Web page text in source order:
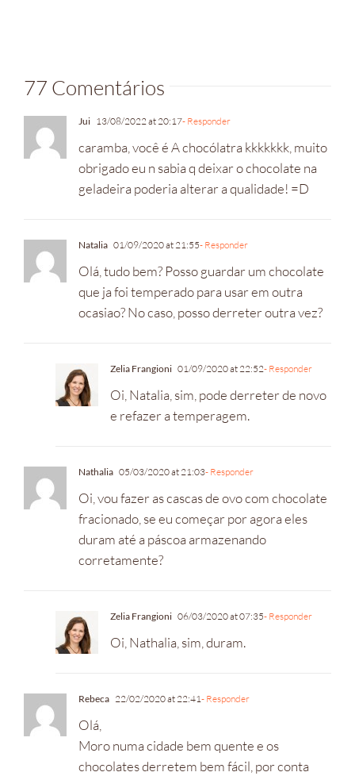
77 Comentários
Jui 13/08/2022 at 20:17- Responder
caramba, você é A chocólatra kkkkkkk, muito
obrigado eu n sabia q deixar o chocolate na
geladeira poderia alterar a qualidade! =D
Natalia 01/09/2020 at 21:55- Responder
Olá, tudo bem? Posso guardar um chocolate
que ja foi temperado para usar em outra
ocasiao? No caso, posso derreter outra vez?
Zelia Frangioni 01/09/2020 at 22:52- Responder
Oi, Natalia, sim, pode derreter de novo
e refazer a temperagem.
Nathalia 05/03/2020 at 21:03- Responder
Oi, vou fazer as cascas de ovo com chocolate
fracionado, se eu começar por agora eles
duram até a páscoa armazenando
corretamente?
Zelia Frangioni 06/03/2020 at 07:35- Responder
Oi, Nathalia, sim, duram.
Rebeca 22/02/2020 at 22:41- Responder
Olá,
Moro numa cidade bem quente e os
chocolates derretem bem fácil, por conta